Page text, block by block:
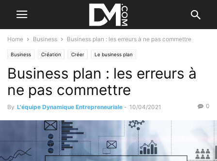
Home Business Business plan : les erreurs à ne pas commettre
Business Création Créer Le business plan
Business plan : les erreurs à
ne pas commettre
By L'équipe Dynamique Entrepreneuriale - 10/04/2021 0